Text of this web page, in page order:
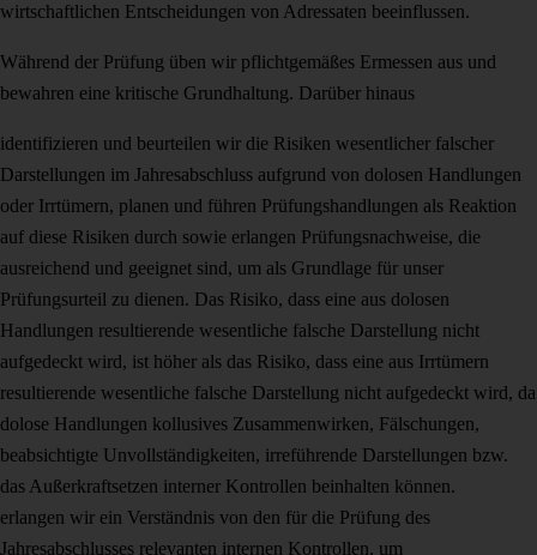
wirtschaftlichen Entscheidungen von Adressaten beeinflussen.
Während der Prüfung üben wir pflichtgemäßes Ermessen aus und
bewahren eine kritische Grundhaltung. Darüber hinaus
identifizieren und beurteilen wir die Risiken wesentlicher falscher
Darstellungen im Jahresabschluss aufgrund von dolosen Handlungen
oder Irrtümern, planen und führen Prüfungshandlungen als Reaktion
auf diese Risiken durch sowie erlangen Prüfungsnachweise, die
ausreichend und geeignet sind, um als Grundlage für unser
Prüfungsurteil zu dienen. Das Risiko, dass eine aus dolosen
Handlungen resultierende wesentliche falsche Darstellung nicht
aufgedeckt wird, ist höher als das Risiko, dass eine aus Irrtümern
resultierende wesentliche falsche Darstellung nicht aufgedeckt wird, da
dolose Handlungen kollusives Zusammenwirken, Fälschungen,
beabsichtigte Unvollständigkeiten, irreführende Darstellungen bzw.
das Außerkraftsetzen interner Kontrollen beinhalten können.
erlangen wir ein Verständnis von den für die Prüfung des
Jahresabschlusses relevanten internen Kontrollen, um